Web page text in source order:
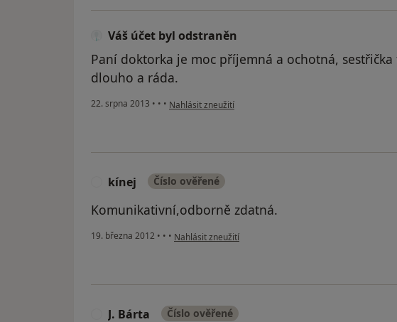
Váš účet byl odstraněn
Paní doktorka je moc příjemná a ochotná,
dlouho a ráda.
22. srpna 2013 • • • podle názoru uživatele Váš účet byl odstraněn
Nahlásit zneužití
kínej Číslo ověřené
Komunikativní,odborně zdatná.
19. března 2012 • • • podle názoru uživatele kínej
Nahlásit zneužití
J. Bárta Číslo ověřené